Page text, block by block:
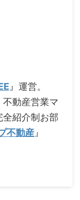
』運営。
動産営業マ
紹介制お部
不動産 』